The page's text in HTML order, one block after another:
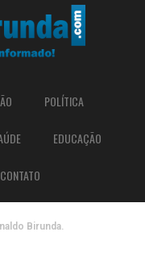
POLÍTICA
EDUCAÇÃO
CONTATO
Birunda.